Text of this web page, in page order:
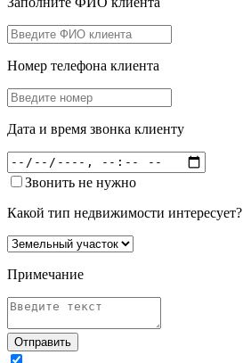
Номер телефона клиента
Дата и время звонка клиенту
Звонить не нужно
Какой тип недвижимости интересует?
Примечание
Отправить